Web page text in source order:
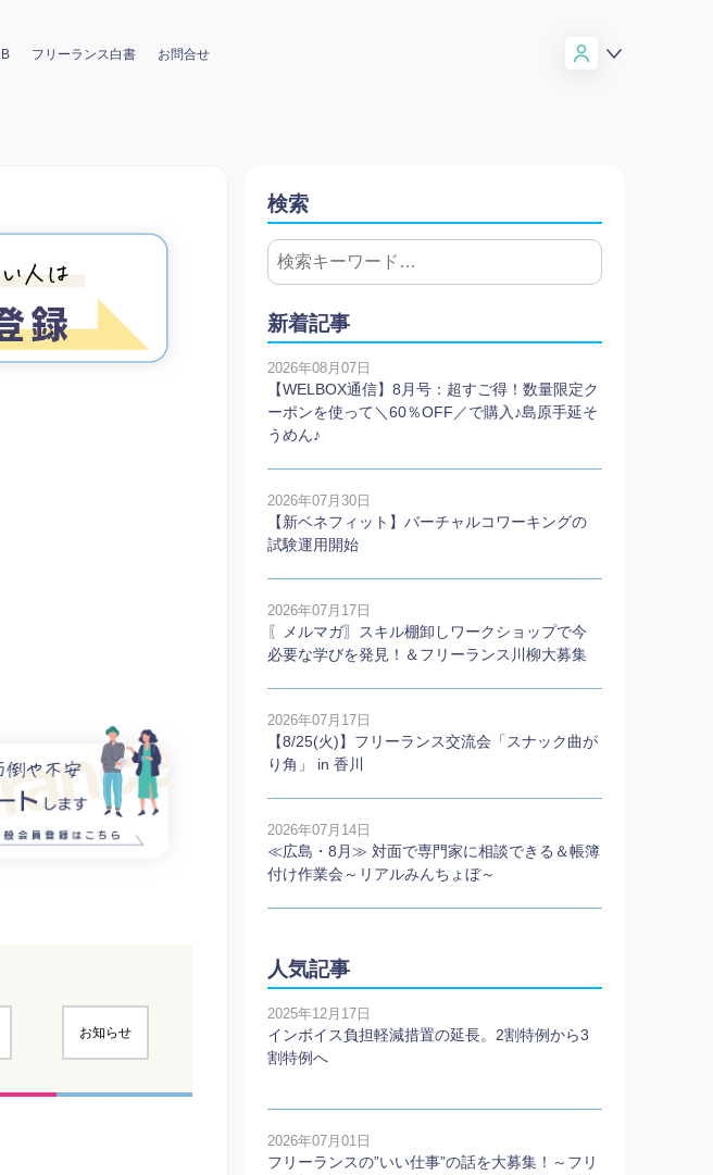
フリーランス白書 お問合せ
お知らせ
検索
新着記事
2026年08月07日
【WELBOX通信】8月号：超すご得！数量限定ク
ーポンを使って＼60％OFF／で購入♪島原手延そ
うめん♪
2026年07月30日
【新ベネフィット】バーチャルコワーキングの
試験運用開始
2026年07月17日
〖メルマガ〗スキル棚卸しワークショップで今
必要な学びを発見！＆フリーランス川柳大募集
2026年07月17日
【8/25(火)】フリーランス交流会「スナック曲が
り角」 in 香川
2026年07月14日
≪広島・8月≫ 対面で専門家に相談できる＆帳簿
付け作業会～リアルみんちょぼ～
人気記事
2025年12月17日
インボイス負担軽減措置の延長。2割特例から3
割特例へ
2026年07月01日
フリーランスの”いい仕事”の話を大募集！～フリ